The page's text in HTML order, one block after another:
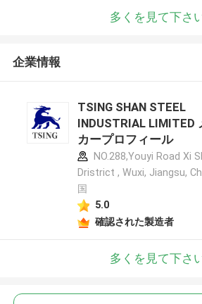
多くを見て下さ
企業情報
TSING SHAN STEEL
INDUSTRIAL LIMITED
カープロフィール
NO.288,Youyi Road Xi
Dristrict , Wuxi, Jiangsu,
国
5.0
確認された製造者
多くを見て下さ